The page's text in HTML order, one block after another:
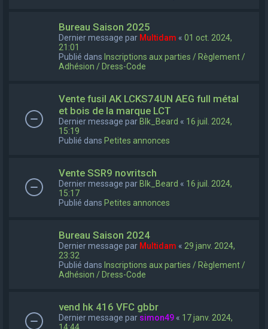
Bureau Saison 2025
Dernier message par Multidam « 01 oct. 2024,
21:01
Publié dans Inscriptions aux parties / Règlement /
Adhésion / Dress-Code
Vente fusil AK LCKS74UN AEG full métal
et bois de la marque LCT
Dernier message par Blk_Beard « 16 juil. 2024,
15:19
Publié dans Petites annonces
Vente SSR9 novritsch
Dernier message par Blk_Beard « 16 juil. 2024,
15:17
Publié dans Petites annonces
Bureau Saison 2024
Dernier message par Multidam « 29 janv. 2024,
23:32
Publié dans Inscriptions aux parties / Règlement /
Adhésion / Dress-Code
vend hk 416 VFC gbbr
Dernier message par simon49 « 17 janv. 2024,
14:44